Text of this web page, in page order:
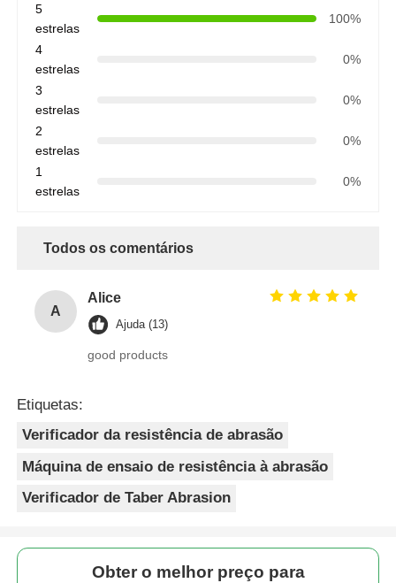
5
estrelas
100%
4
estrelas
0%
3
estrelas
0%
2
estrelas
0%
1
estrelas
0%
Todos os comentários
A
Alice
Ajuda (13)
good products
Etiquetas:
Verificador da resistência de abrasão
Máquina de ensaio de resistência à abrasão
Verificador de Taber Abrasion
Obter o melhor preço para